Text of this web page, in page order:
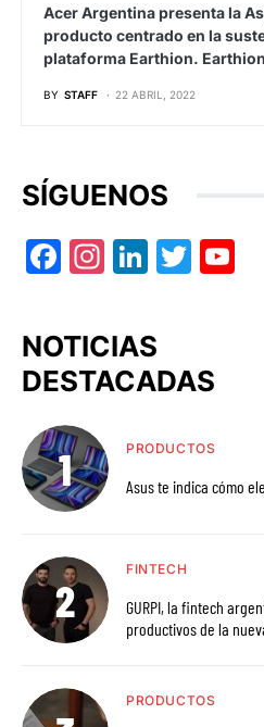
Acer Argentina presenta la
producto centrado en la
plataforma Earthion.
BY STAFF 22 ABRIL, 2022
SÍGUENOS
Facebook
Instagram
LinkedIn
Twitter
NOTICIAS
DESTACADAS
PRODUCTOS
Asus te indica cómo
FINTECH
GURPI, la fintech argentina, habilita el acceso
productivos de la
PRODUCTOS